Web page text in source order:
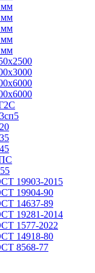
мм
мм
мм
мм
мм
19903-2015
19904-90
14637-89
19281-2014
1577-2022
14918-80
8568-77